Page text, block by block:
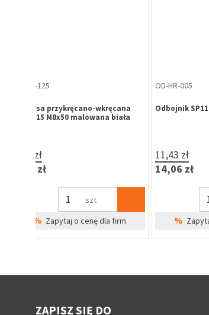
ZE-LC-007
Zamek Locinox LSKZ do bram
przesuwnych, mechanizm INOX,
367,90 zł
452,52 zł
%Zapytaj o cenę dla firm
NZ-HE-
Nóż
12,50 zł
15,38
%
ZAPISZ SIĘ DO